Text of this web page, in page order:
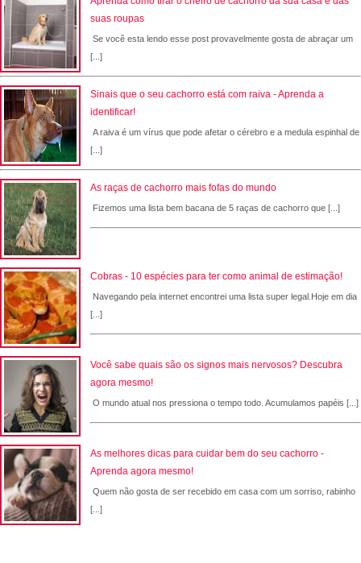
suas roupas
Se você esta lendo esse post provavelmente gosta de abraçar um
[...]
Sinais que o seu cachorro está com raiva - Aprenda a
identificar!
A raiva é um vírus que pode afetar o cérebro e a medula espinhal de
[...]
As raças de cachorro mais fofas do mundo
Fizemos uma lista bem bacana de 5 raças de cachorro que [...]
Cobras - 10 espécies para ter como animal de estimação!
Navegando pela internet encontrei uma lista super legal.Hoje em dia
[...]
Você sabe quais são os signos mais nervosos? Descubra
agora mesmo!
O mundo atual nos pressiona o tempo todo. Acumulamos papéis [...]
As melhores dicas para cuidar bem do seu cachorro -
Aprenda agora mesmo!
Quem não gosta de ser recebido em casa com um sorriso, rabinho
[...]